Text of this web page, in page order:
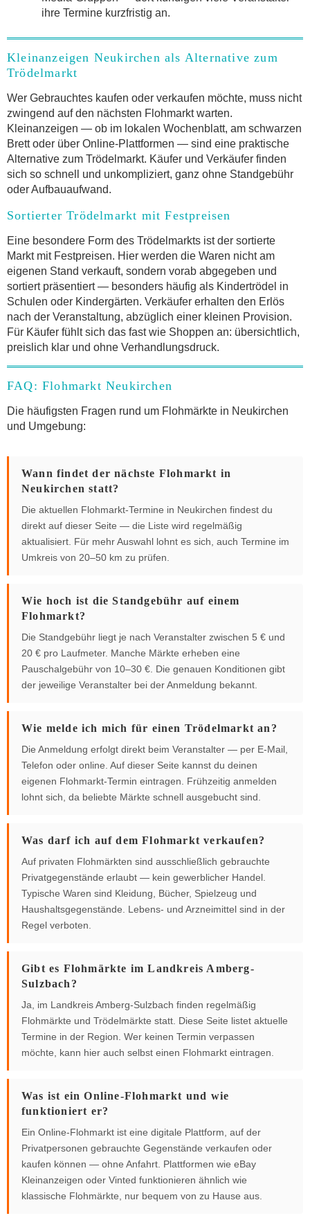
ihre Termine kurzfristig an.
Kleinanzeigen Neukirchen als Alternative zum
Trödelmarkt
Wer Gebrauchtes kaufen oder verkaufen möchte, muss nicht
zwingend auf den nächsten Flohmarkt warten.
Kleinanzeigen — ob im lokalen Wochenblatt, am schwarzen
Brett oder über Online-Plattformen — sind eine praktische
Alternative zum Trödelmarkt. Käufer und Verkäufer finden
sich so schnell und unkompliziert, ganz ohne Standgebühr
oder Aufbauaufwand.
Sortierter Trödelmarkt mit Festpreisen
Eine besondere Form des Trödelmarkts ist der sortierte
Markt mit Festpreisen. Hier werden die Waren nicht am
eigenen Stand verkauft, sondern vorab abgegeben und
sortiert präsentiert — besonders häufig als Kindertrödel in
Schulen oder Kindergärten. Verkäufer erhalten den Erlös
nach der Veranstaltung, abzüglich einer kleinen Provision.
Für Käufer fühlt sich das fast wie Shoppen an: übersichtlich,
preislich klar und ohne Verhandlungsdruck.
FAQ: Flohmarkt Neukirchen
Die häufigsten Fragen rund um Flohmärkte in Neukirchen
und Umgebung:
Wann findet der nächste Flohmarkt in
Neukirchen statt?
Die aktuellen Flohmarkt-Termine in Neukirchen findest du
direkt auf dieser Seite — die Liste wird regelmäßig
aktualisiert. Für mehr Auswahl lohnt es sich, auch Termine im
Umkreis von 20–50 km zu prüfen.
Wie hoch ist die Standgebühr auf einem
Flohmarkt?
Die Standgebühr liegt je nach Veranstalter zwischen 5 € und
20 € pro Laufmeter. Manche Märkte erheben eine
Pauschalgebühr von 10–30 €. Die genauen Konditionen gibt
der jeweilige Veranstalter bei der Anmeldung bekannt.
Wie melde ich mich für einen Trödelmarkt an?
Die Anmeldung erfolgt direkt beim Veranstalter — per E-Mail,
Telefon oder online. Auf dieser Seite kannst du deinen
eigenen Flohmarkt-Termin eintragen. Frühzeitig anmelden
lohnt sich, da beliebte Märkte schnell ausgebucht sind.
Was darf ich auf dem Flohmarkt verkaufen?
Auf privaten Flohmärkten sind ausschließlich gebrauchte
Privatgegenstände erlaubt — kein gewerblicher Handel.
Typische Waren sind Kleidung, Bücher, Spielzeug und
Haushaltsgegenstände. Lebens- und Arzneimittel sind in der
Regel verboten.
Gibt es Flohmärkte im Landkreis Amberg-
Sulzbach?
Ja, im Landkreis Amberg-Sulzbach finden regelmäßig
Flohmärkte und Trödelmärkte statt. Diese Seite listet aktuelle
Termine in der Region. Wer keinen Termin verpassen
möchte, kann hier auch selbst einen Flohmarkt eintragen.
Was ist ein Online-Flohmarkt und wie
funktioniert er?
Ein Online-Flohmarkt ist eine digitale Plattform, auf der
Privatpersonen gebrauchte Gegenstände verkaufen oder
kaufen können — ohne Anfahrt. Plattformen wie eBay
Kleinanzeigen oder Vinted funktionieren ähnlich wie
klassische Flohmärkte, nur bequem von zu Hause aus.